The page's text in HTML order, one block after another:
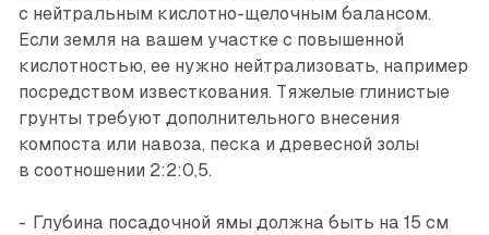
с нейтральным кислотно-щелочным балансом.
Если земля на вашем участке с повышенной
кислотностью, ее нужно нейтрализовать, например
посредством известкования. Тяжелые глинистые
грунты требуют дополнительного внесения
компоста или навоза, песка и древесной золы
в соотношении 2:2:0,5.
- Глубина посадочной ямы должна быть на 15 см